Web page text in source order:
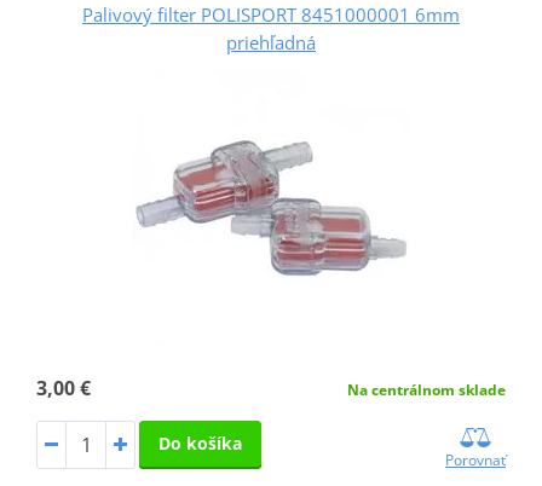
Palivový filter POLISPORT 8451000001 6mm
priehľadná
3,00 € Na centrálnom sklade
Do košíka
Porovnať